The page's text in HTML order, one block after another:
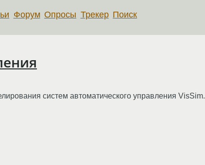
Форум Опросы Трекер Поиск
систем автоматического управления VisSim.